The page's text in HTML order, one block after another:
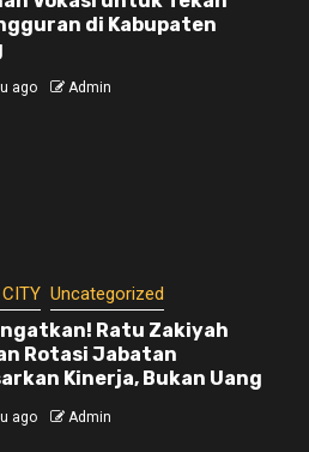
di Kabupaten
ago Admin
Uncategorized
Ratu Zakiyah
Rotasi Jabatan
Kinerja, Bukan Uang
ago Admin